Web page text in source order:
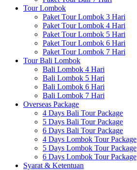
Tour Lombok
Paket Tour Lombok 3 Hari
Paket Tour Lombok 4 Hari
Paket Tour Lombok 5 Hari
Paket Tour Lombok 6 Hari
Paket Tour Lombok 7 Hari
Tour Bali Lombok
Bali Lombok 4 Hari
Bali Lombok 5 Hari
Bali Lombok 6 Hari
Bali Lombok 7 Hari
Overseas Package
4 Days Bali Tour Package
5 Days Bali Tour Package
6 Days Bali Tour Package
4 Days Lombok Tour Package
5 Days Lombok Tour Package
6 Days Lombok Tour Package
Syarat & Ketentuan